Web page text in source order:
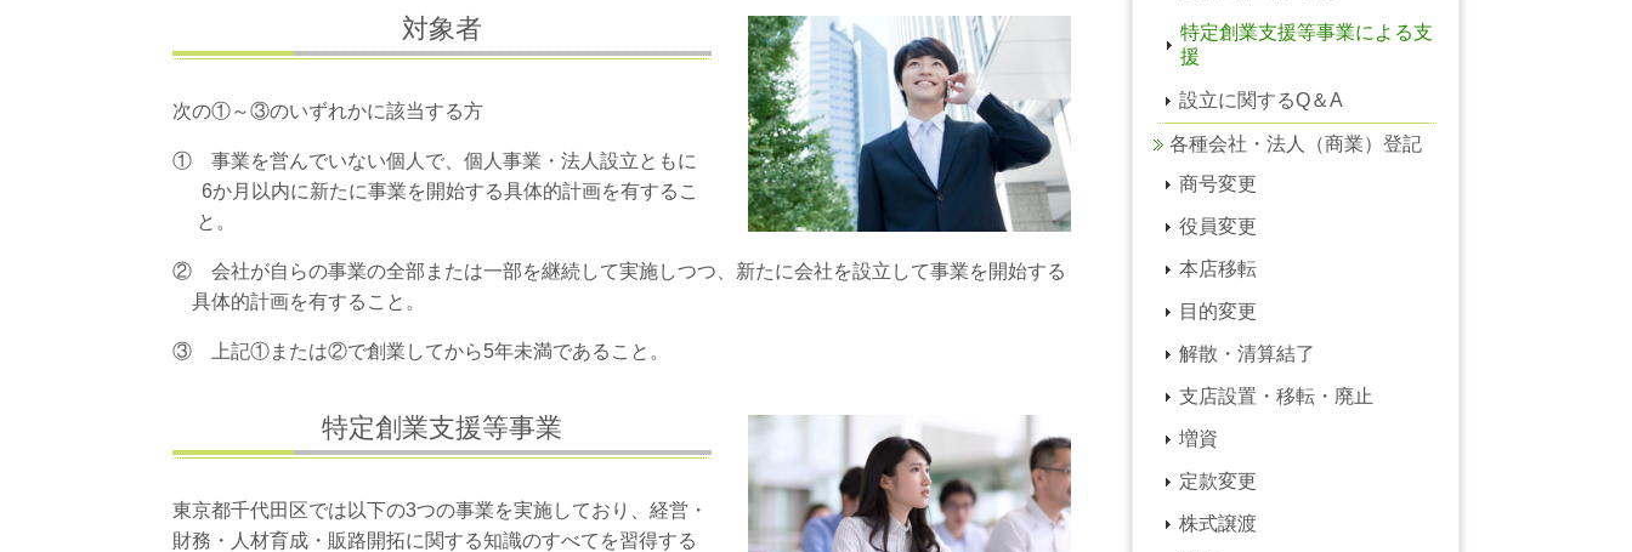
対象者
次の①～③のいずれかに該当する方
① 事業を営んでいない個人で、個人事業・法人設立ともに
6か月以内に新たに事業を開始する具体的計画を有するこ
と。
② 会社が自らの事業の全部または一部を継続して実施しつつ、新たに会社を設立して事業を開始する
具体的計画を有すること。
③ 上記①または②で創業してから5年未満であること。
特定創業支援等事業
東京都千代田区では以下の3つの事業を実施しており、経営・
財務・人材育成・販路開拓に関する知識のすべてを習得する
特定創業支援等事業による支
援
設立に関するQ＆A
各種会社・法人（商業）登記
商号変更
役員変更
本店移転
目的変更
解散・清算結了
支店設置・移転・廃止
増資
定款変更
株式譲渡